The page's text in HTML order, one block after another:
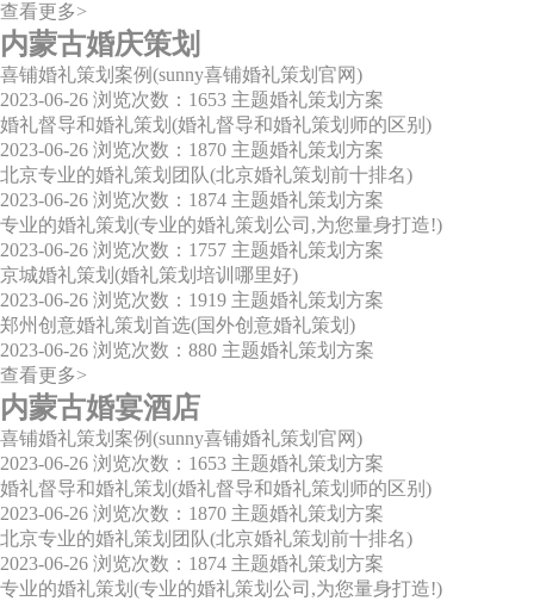
查看更多>
内蒙古婚庆策划
喜铺婚礼策划案例(sunny喜铺婚礼策划官网)
2023-06-26 浏览次数：1653 主题婚礼策划方案
婚礼督导和婚礼策划(婚礼督导和婚礼策划师的区别)
2023-06-26 浏览次数：1870 主题婚礼策划方案
北京专业的婚礼策划团队(北京婚礼策划前十排名)
2023-06-26 浏览次数：1874 主题婚礼策划方案
专业的婚礼策划(专业的婚礼策划公司,为您量身打造!)
2023-06-26 浏览次数：1757 主题婚礼策划方案
京城婚礼策划(婚礼策划培训哪里好)
2023-06-26 浏览次数：1919 主题婚礼策划方案
郑州创意婚礼策划首选(国外创意婚礼策划)
2023-06-26 浏览次数：880 主题婚礼策划方案
查看更多>
内蒙古婚宴酒店
喜铺婚礼策划案例(sunny喜铺婚礼策划官网)
2023-06-26 浏览次数：1653 主题婚礼策划方案
婚礼督导和婚礼策划(婚礼督导和婚礼策划师的区别)
2023-06-26 浏览次数：1870 主题婚礼策划方案
北京专业的婚礼策划团队(北京婚礼策划前十排名)
2023-06-26 浏览次数：1874 主题婚礼策划方案
专业的婚礼策划(专业的婚礼策划公司,为您量身打造!)